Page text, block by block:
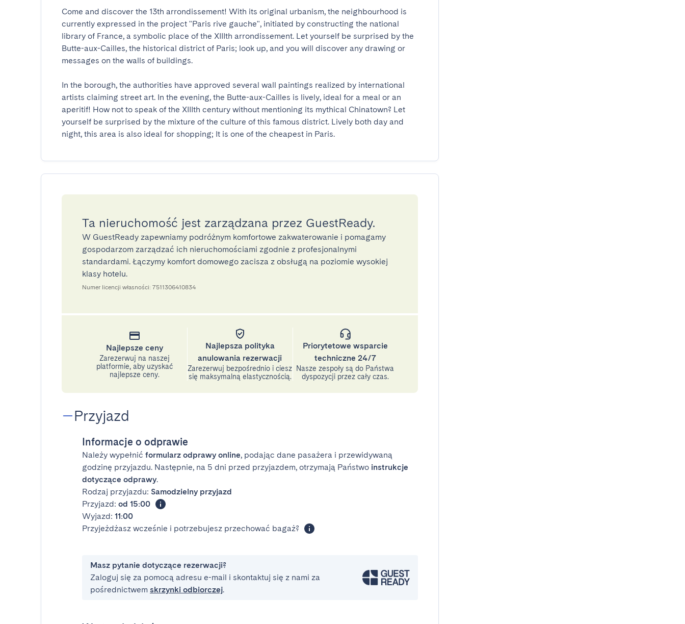
Come and discover the 13th arrondissement! With its original urbanism, the neighbourhood is
currently expressed in the project "Paris rive gauche", initiated by constructing the national
library of France, a symbolic place of the XIIIth arrondissement. Let yourself be surprised by the
Butte-aux-Cailles, the historical district of Paris; look up, and you will discover any drawing or
messages on the walls of buildings.
In the borough, the authorities have approved several wall paintings realized by international
artists claiming street art. In the evening, the Butte-aux-Cailles is lively, ideal for a meal or an
aperitif! How not to speak of the XIIIth century without mentioning its mythical Chinatown? Let
yourself be surprised by the mixture of the culture of this famous district. Lively both day and
night, this area is also ideal for shopping; It is one of the cheapest in Paris.
Ta nieruchomość jest zarządzana przez GuestReady.
W GuestReady zapewniamy podróżnym komfortowe zakwaterowanie i pomagamy
gospodarzom zarządzać ich nieruchomościami zgodnie z profesjonalnymi
standardami. Łączymy komfort domowego zacisza z obsługą na poziomie wysokiej
klasy hotelu.
Numer licencji własności: 7511306410834
Najlepsze ceny
Zarezerwuj na naszej
platformie, aby uzyskać
najlepsze ceny.
Najlepsza polityka
anulowania rezerwacji
Zarezerwuj bezpośrednio i ciesz
się maksymalną elastycznością.
Priorytetowe wsparcie
techniczne 24/7
Nasze zespoły są do Państwa
dyspozycji przez cały czas.
Przyjazd
Informacje o odprawie
Należy wypełnić formularz odprawy online, podając dane pasażera i przewidywaną
godzinę przyjazdu. Następnie, na 5 dni przed przyjazdem, otrzymają Państwo instrukcje
dotyczące odprawy.
Rodzaj przyjazdu: Samodzielny przyjazd
Przyjazd: od 15:00
Wyjazd: 11:00
Przyjeżdżasz wcześnie i potrzebujesz przechować bagaż?
Masz pytanie dotyczące rezerwacji?
Zaloguj się za pomocą adresu e-mail i skontaktuj się z nami za
pośrednictwem skrzynki odbiorczej.